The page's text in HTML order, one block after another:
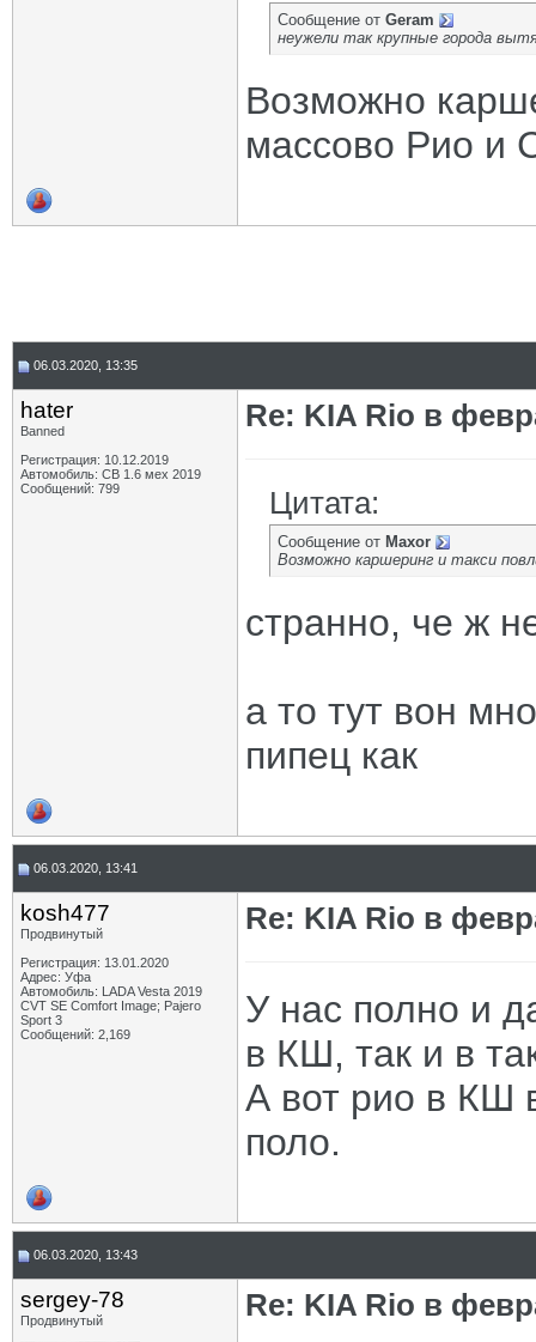
Сообщение от Geram
неужели так крупные города
Возможно
массово Рио и
06.03.2020, 13:35
hater
Banned
Регистрация: 10.12.2019
Автомобиль: СВ 1.6 мех 2019
Сообщений: 799
Re: KIA Rio в
Цитата:
Сообщение от Maxor
Возможно каршеринг и такси
странно, че ж
а то тут вон
пипец как
06.03.2020, 13:41
kosh477
Продвинутый
Регистрация: 13.01.2020
Адрес: Уфа
Автомобиль: LADA Vesta 2019
CVT SE Comfort Image; Pajero
Sport 3
Сообщений: 2,169
Re: KIA Rio в
У нас полно и
в КШ, так и в
А вот рио в КШ
поло.
06.03.2020, 13:43
sergey-78
Продвинутый Re: KIA Rio в